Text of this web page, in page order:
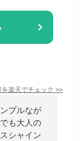
を楽天でチェック >>
プルなが
も大人の
シャイン